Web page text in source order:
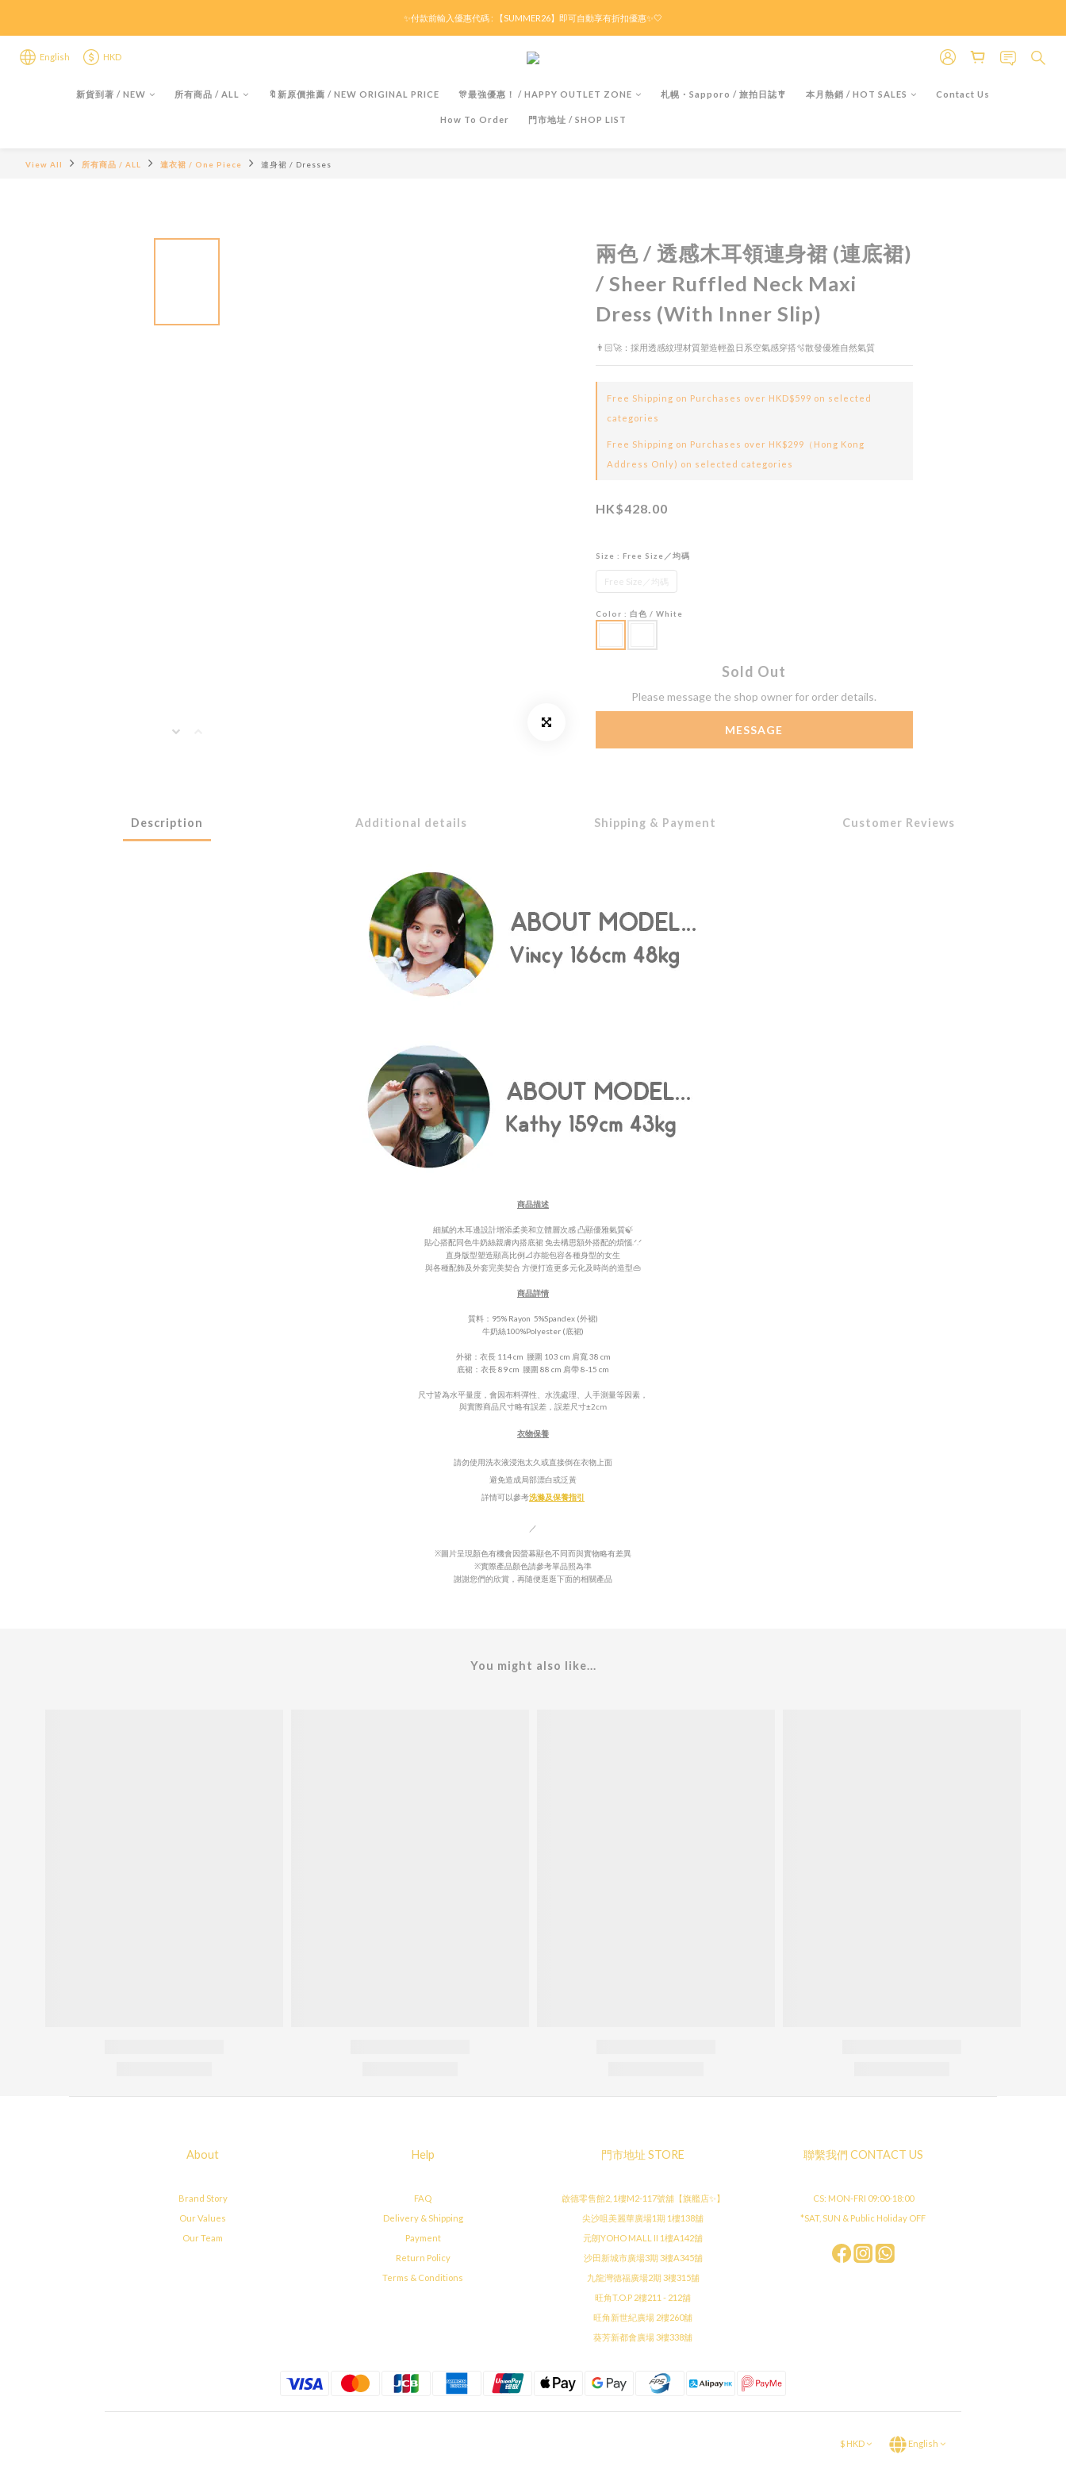
限時折後滿HK$299京東免運 / 折後滿HK$599港澳順豐免運🚚每天3pm前下單現貨最快即日出貨！＊假日除外
✨付款前輸入優惠代碼 : 【SUMMER26】即可自動享有折扣優惠✨🤍
限時折後滿HK$299京東免運 / 折後滿HK$599港澳順豐免運🚚每天3pm前下單現貨最快即日出貨！＊假日除外
English HKD
新貨到著 / NEW 所有商品 / ALL 🔖新原價推薦 / NEW ORIGINAL PRICE 🎊最強優惠！ / HAPPY OUTLET ZONE 札幌・Sapporo / 旅拍日誌🎐 本月熱銷 / HOT SALES Contact Us
How To Order 門市地址 / SHOP LIST
View All 所有商品 / ALL 連衣裙 / One Piece 連身裙 / Dresses
兩色 / 透感木耳領連身裙 (連底裙)
/ Sheer Ruffled Neck Maxi
Dress (With Inner Slip)
👨🏻‍🚀：採用透感紋理材質塑造輕盈日系空氣感穿搭🫧散發優雅自然氣質
Free Shipping on Purchases over HKD$599 on selected
categories
Free Shipping on Purchases over HK$299（Hong Kong
Address Only) on selected categories
HK$428.00
Size : Free Size／均碼
Free Size／均碼
Color : 白色 / White
Sold Out
Please message the shop owner for order details.
MESSAGE
Description Additional details Shipping & Payment Customer Reviews
商品描述
細膩的木耳邊設計增添柔美和立體層次感 凸顯優雅氣質🍃
貼心搭配同色牛奶絲親膚內搭底裙 免去構思額外搭配的煩惱.ᐟ.ᐟ
直身版型塑造顯高比例📐亦能包容各種身型的女生
與各種配飾及外套完美契合 方便打造更多元化及時尚的造型👜
商品詳情
質料：95% Rayon 5%Spandex (外裙)
牛奶絲100%Polyester (底裙)
外裙：衣長 114 cm 腰圍 103 cm 肩寬 38 cm
底裙： 衣長 89 cm 腰圍 88 cm 肩帶 8-15 cm
尺寸皆為水平量度，會因布料彈性、水洗處理、人手測量等因素，
與實際商品尺寸略有誤差，誤差尺寸±2cm
衣物保養
請勿使用洗衣液浸泡太久或直接倒在衣物上面
避免造成局部漂白或泛黃
詳情可以參考洗滌及保養指引
／
※圖片呈現顏色有機會因螢幕顯色不同而與實物略有差異
※實際產品顏色請參考單品照為準
謝謝您們的欣賞，再隨便逛逛下面的相關產品
You might also like...
About
Brand Story
Our Values
Our Team
Help
FAQ
Delivery & Shipping
Payment
Return Policy
Terms & Conditions
門市地址 STORE
啟德零售館2, 1樓M2-117號舖【旗艦店✨】
尖沙咀美麗華廣場1期 1樓138舖
元朗YOHO MALL II 1樓A142舖
沙田新城市廣場3期 3樓A345舖
九龍灣德福廣場2期 3樓315舖
旺角T.O.P 2樓211 - 212舖
旺角新世紀廣場 2樓260舖
葵芳新都會廣場 3樓338舖
聯繫我們 CONTACT US
CS: MON-FRI 09:00-18:00
*SAT, SUN & Public Holiday OFF
$ HKD English